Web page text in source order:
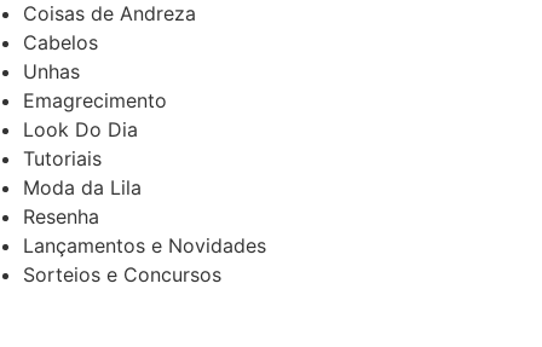
Coisas de Andreza
Cabelos
Unhas
Emagrecimento
Look Do Dia
Tutoriais
Moda da Lila
Resenha
Lançamentos e Novidades
Sorteios e Concursos